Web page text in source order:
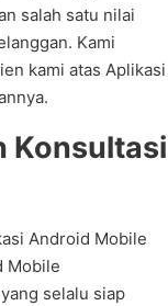
salah satu nilai
Kami
kami atas Aplikasi
Konsultasi
Android Mobile
Mobile
selalu siap